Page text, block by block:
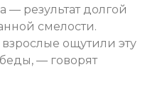
— результат долгой
смелости.
ощутили эту
— говорят